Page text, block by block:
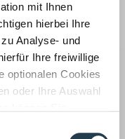
mit Ihnen
hierbei Ihre
Analyse- und
Ihre freiwillige
optionalen Cookies
oder Ihre Auswahl
Auswirkungen auf
informiert unsere
in verschiedenen